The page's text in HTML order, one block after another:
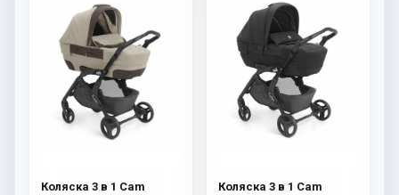
Коляска 3 в 1 Cam
Коляска 3 в 1 Cam